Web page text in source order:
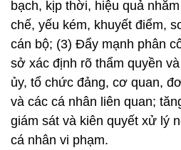
bạch, kịp thời, hiệu quả
chế, yếu kém, khuyết điểm,
cán bộ; (3) Đẩy mạnh phân
sở xác định rõ thẩm quyền
ủy, tổ chức đảng, cơ quan,
và các cá nhân liên quan;
giám sát và kiên quyết xử lý
cá nhân vi phạm.